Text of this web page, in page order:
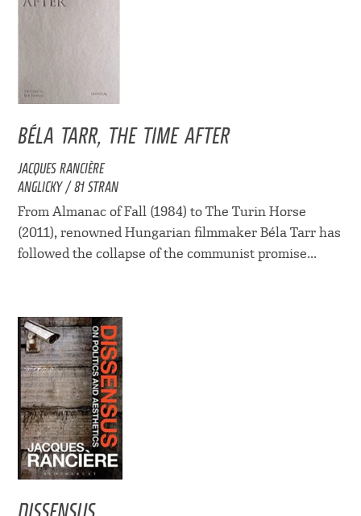
BÉLA TARR, THE TIME AFTER
JACQUES RANCIÈRE
ANGLICKY / 81 STRAN
From Almanac of Fall (1984) to The Turin Horse
(2011), renowned Hungarian filmmaker Béla Tarr has
followed the collapse of the communist promise...
DISSENSUS